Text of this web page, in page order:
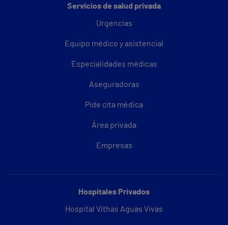
Servicios de salud privada
Urgencias
Equipo médico y asistencial
Especialidades médicas
Aseguradoras
Pide cita médica
Área privada
Empresas
Hospitales Privados
Hospital Vithas Aguas Vivas